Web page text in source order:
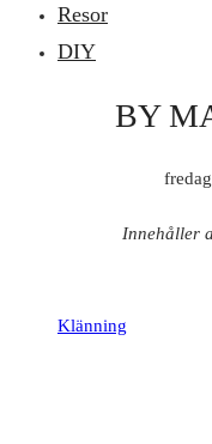
Resor
DIY
BY
Innehåller
Klänning